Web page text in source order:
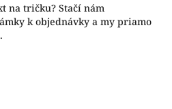
na tričku? Stačí nám
k objednávky a my priamo